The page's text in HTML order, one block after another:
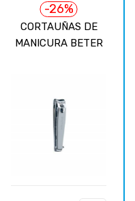
CORTAUÑAS DE
MANICURA BETER
-26%